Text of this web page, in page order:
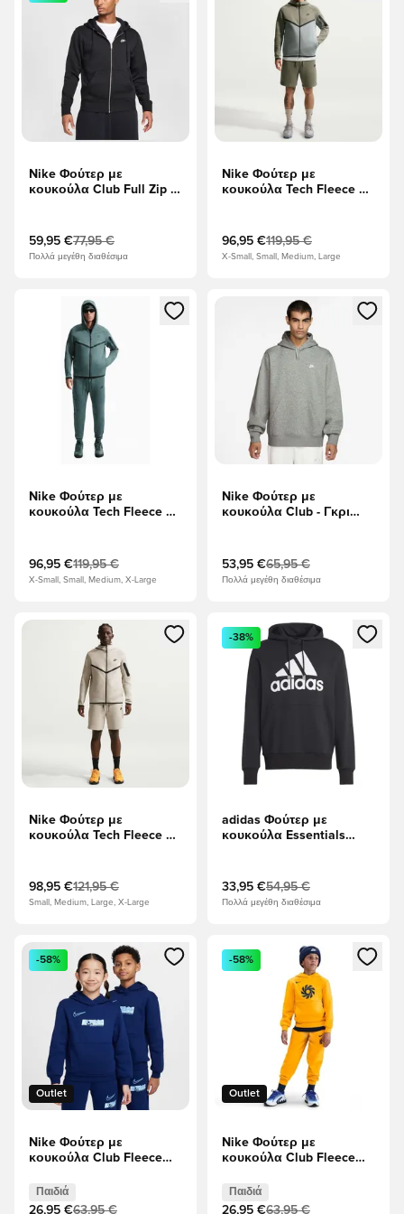
Nike Φούτερ με
κουκούλα Club Full Zip -
59,95 €77,95 €
Πολλά μεγέθη διαθέσιμα
Nike Φούτερ με
κουκούλα Tech Fleece FZ
ελαφρόπετρα/μαύρο
96,95 €119,95 €
X-Small, Small, Medium, Large
Ανοίγει ένα Modal για να συνδεθείτε ή να εγγραφείτε ως
Nike Φούτερ με
κουκούλα Tech Fleece FZ
96,95 €119,95 €
X-Small, Small, Medium, X-Large
Ανοίγει ένα Modal για να
Nike Φούτερ με
κουκούλα Club - Γκρι
53,95 €65,95 €
Πολλά μεγέθη διαθέσιμα
Ανοίγει ένα Modal για να συνδεθείτε ή να εγγραφείτε ως
Nike Φούτερ με
κουκούλα Tech Fleece FZ
98,95 €121,95 €
Small, Medium, Large, X-Large
Ανοίγει ένα Modal για να
-38%
adidas Φούτερ με
κουκούλα Essentials
33,95 €54,95 €
Πολλά μεγέθη διαθέσιμα
Ανοίγει ένα Modal για να συνδεθείτε ή να εγγραφείτε ως
Outlet
-58%
Nike Φούτερ με
κουκούλα Club Fleece
Edition - Μπλε κενό/
Πανεπιστήμιο Μπλε
Παιδιά
26,95 €63,95 €
Ανοίγει ένα Modal για να
Outlet
-58%
Nike Φούτερ με
κουκούλα Club Fleece
Πανεπιστημιακός
Χρυσός/Μαυρισμένο
Παιδιά
26,95 €63,95 €